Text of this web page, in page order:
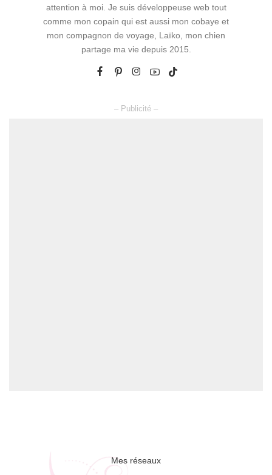
attention à moi. Je suis développeuse web tout
comme mon copain qui est aussi mon cobaye et
mon compagnon de voyage, Laïko, mon chien
partage ma vie depuis 2015.
– Publicité –
Mes réseaux